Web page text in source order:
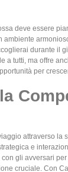
deve essere
durante il
tutti, ma offre
per
attraverso
e
gli avversari
cruciale. Con